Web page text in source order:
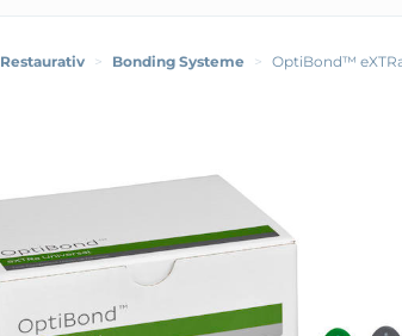
Restaurativ > Bonding Systeme > OptiBond™